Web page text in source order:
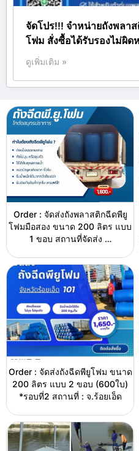
จัดโปร!!! จำหน่ายถังพลา
โฟม สั่งซื้อได้รับรองไม่ผิด
ดูเพิ่มเติม »
Order : จัดส่งถังพลาสติกฉีดพียู
โฟมมือสอง ขนาด 200 ลิตร แบบ
1 ขอบ สถานที่จัดส่ง …
Order : จัดส่งถังฉีดพียูโฟม ขนาด
200 ลิตร แบบ 2 ขอบ (600ใบ)
*รอบที่2 สถานที่ : จ.ร้อยเอ็ด